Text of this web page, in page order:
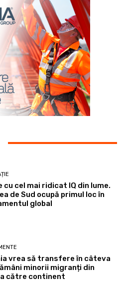
cu cel mai ridicat IQ din lume.
de Sud ocupă primul loc în
global
vrea să transfere în câteva
minorii migranți din
către continent